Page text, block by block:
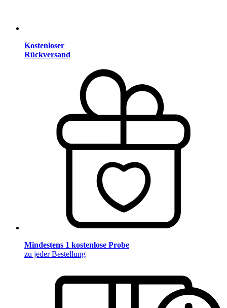
Kostenloser
Rückversand
Mindestens 1 kostenlose Probe
zu jeder Bestellung